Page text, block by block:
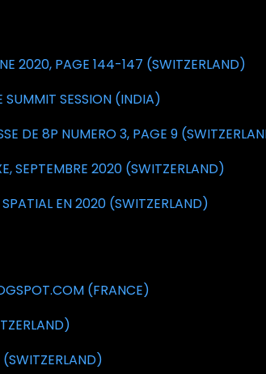
2020, PAGE 144-147 (SWITZERLAND)
SUMMIT SESSION (INDIA)
DE 8P NUMERO 3, PAGE 9
SEPTEMBRE 2020 (SWITZERLAND)
EN 2020 (SWITZERLAND)
(FRANCE)